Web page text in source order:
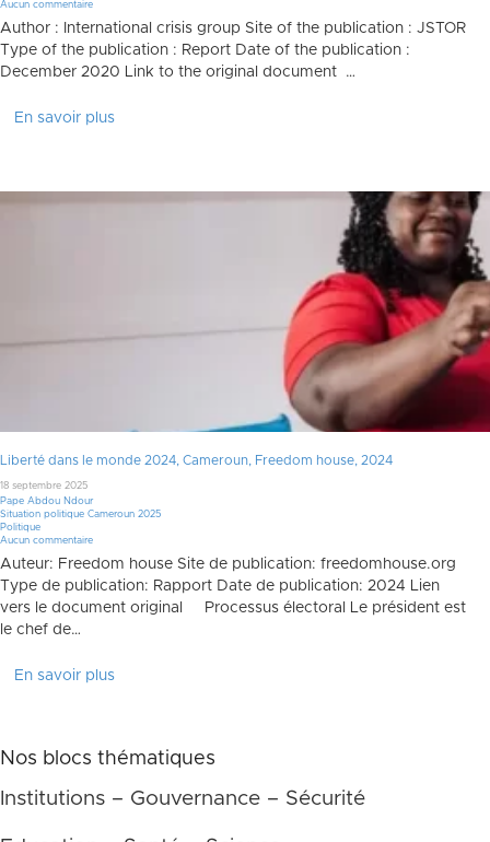
Aucun commentaire
Author : International crisis group Site of the publication : JSTOR
Type of the publication : Report Date of the publication :
December 2020 Link to the original document …
En savoir plus
Liberté dans le monde 2024, Cameroun, Freedom house, 2024
18 septembre 2025
Pape Abdou Ndour
Situation politique Cameroun 2025
Politique
Aucun commentaire
Auteur: Freedom house Site de publication: freedomhouse.org
Type de publication: Rapport Date de publication: 2024 Lien
vers le document original Processus électoral Le président est
le chef de…
En savoir plus
Nos blocs thématiques
Institutions – Gouvernance – Sécurité